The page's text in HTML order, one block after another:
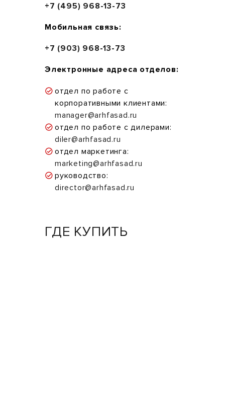
+7 (495) 968-13-73
Мобильная связь:
+7 (903) 968-13-73
Электронные адреса отделов:
отдел по работе с
корпоративными клиентами:
manager@arhfasad.ru
отдел по работе с дилерами:
diler@arhfasad.ru
отдел маркетинга:
marketing@arhfasad.ru
руководство:
director@arhfasad.ru
ГДЕ КУПИТЬ